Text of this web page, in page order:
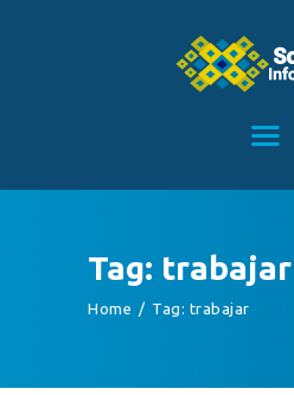
Tag: trabajar
Home Tag: trabajar
BLOG
TIENDA